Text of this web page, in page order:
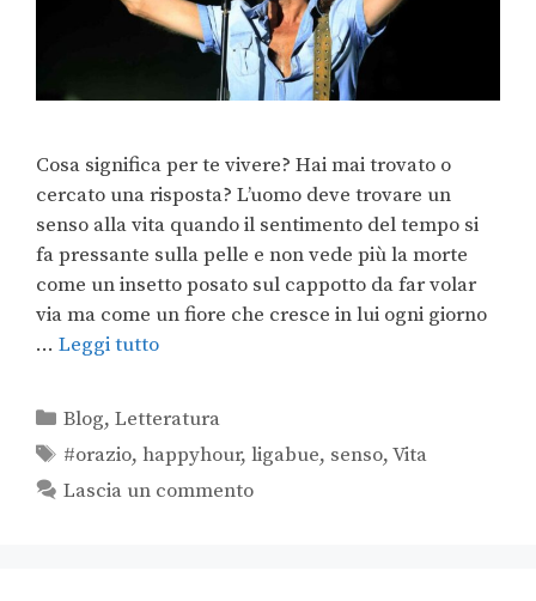
Cosa significa per te vivere? Hai mai trovato o
cercato una risposta? L’uomo deve trovare un
senso alla vita quando il sentimento del tempo si
fa pressante sulla pelle e non vede più la morte
come un insetto posato sul cappotto da far volar
via ma come un fiore che cresce in lui ogni giorno
… Leggi tutto
Blog,Letteratura
#orazio,happyhour,ligabue, senso,Vita
Lascia un commento